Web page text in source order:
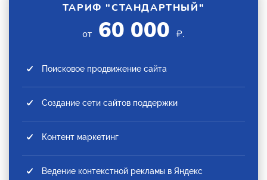
ТАРИФ "СТАНДАРТНЫЙ"
от 60 000 ₽.
Поисковое продвижение сайта
Создание сети сайтов поддержки
Контент маркетинг
Ведение контекстной рекламы в Яндекс